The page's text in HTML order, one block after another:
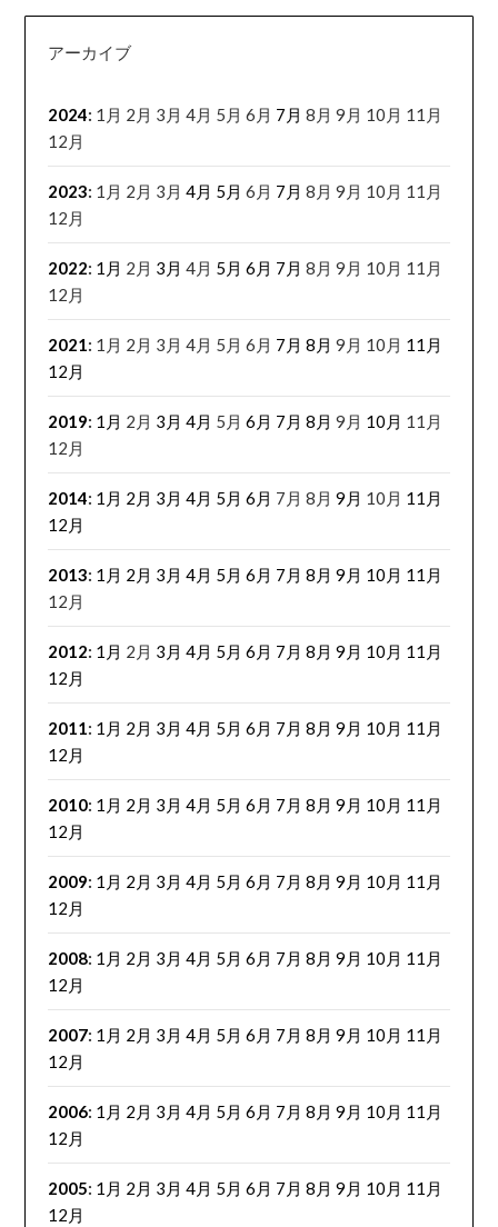
アーカイブ
2024: 1月 2月 3月 4月 5月 6月 7月 8月 9月 10月 11月
12月
2023: 1月 2月 3月 4月 5月 6月 7月 8月 9月 10月 11月
12月
2022: 1月 2月 3月 4月 5月 6月 7月 8月 9月 10月 11月
12月
2021: 1月 2月 3月 4月 5月 6月 7月 8月 9月 10月 11月
12月
2019: 1月 2月 3月 4月 5月 6月 7月 8月 9月 10月 11月
12月
2014: 1月 2月 3月 4月 5月 6月 7月 8月 9月 10月 11月
12月
2013: 1月 2月 3月 4月 5月 6月 7月 8月 9月 10月 11月
12月
2012: 1月 2月 3月 4月 5月 6月 7月 8月 9月 10月 11月
12月
2011: 1月 2月 3月 4月 5月 6月 7月 8月 9月 10月 11月
12月
2010: 1月 2月 3月 4月 5月 6月 7月 8月 9月 10月 11月
12月
2009: 1月 2月 3月 4月 5月 6月 7月 8月 9月 10月 11月
12月
2008: 1月 2月 3月 4月 5月 6月 7月 8月 9月 10月 11月
12月
2007: 1月 2月 3月 4月 5月 6月 7月 8月 9月 10月 11月
12月
2006: 1月 2月 3月 4月 5月 6月 7月 8月 9月 10月 11月
12月
2005: 1月 2月 3月 4月 5月 6月 7月 8月 9月 10月 11月
12月